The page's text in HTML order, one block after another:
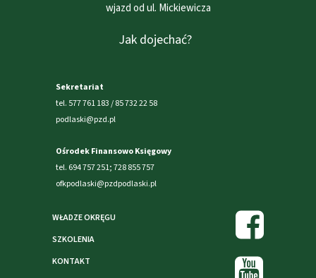
Jak dojechać?
wjazd od ul. Mickiewicza
Sekretariat
tel. 577 761 183 / 85 732 22 58
podlaski@pzd.pl
Ośrodek Finansowo Księgowy
tel. 694 757 251; 728 855 757
ofkpodlaski@pzdpodlaski.pl
WŁADZE OKRĘGU
SZKOLENIA
KONTAKT